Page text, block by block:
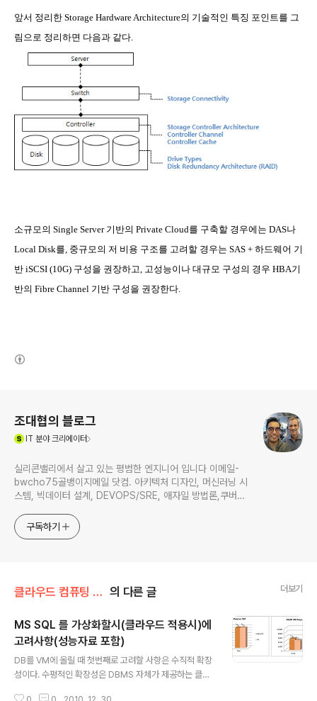
앞서 정리한 Storage Hardware Architecture의 기술적인 특징 포인트를 그
림으로 정리하면 다음과 같다.
소규모의 Single Server 기반의 Private Cloud를 구축할 경우에는 DAS나
Local Disk를, 중규모의 저 비용 구조를 고려할 경우는 SAS + 하드웨어 기
반 iSCSI (10G) 구성을 권장하고, 고성능이나 대규모 구성의 경우 HBA기
반의 Fibre Channel 기반 구성을 권장한다.
조대협의 블로그
IT 분야 크리에이터
실리콘밸리에서 살고 있는 평범한 엔지니어 입니다 이메일-
bwcho75골뱅이지메일 닷컴. 아키텍처 디자인, 머신러닝 시
스템, 빅데이터 설계, DEVOPS/SRE, 애자일 방법론,쿠버네
한 기술 멘토링과 강의 진행합니다. Linkedin :
https://www.linkedin.com/in/terrycho75/
구독하기
클라우드 컴퓨팅 & NoSQL/IaaS 클라우드 의 다른 글 더보기
MS SQL 를 가상화할시(클라우드 적용시)에
고려사항(성능자료 포함)
DB를 VM에 올릴 때 첫번째로 고려할 사항은 수직적 확장
성이다. 수평적인 확장성은 DBMS 자체가 제공하는 클러